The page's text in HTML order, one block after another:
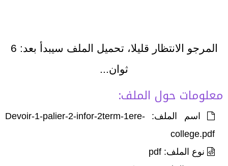
المرجو الانتظار قليلا، تحميل الملف سيبدأ بعد: 6
ثوان...
معلومات حول الملف:
اسم الملف: Devoir-1-palier-2-infor-2term-1ere-
college.pdf
نوع الملف: pdf